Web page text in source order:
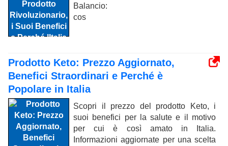
Balancio:
cos
Prodotto Keto: Prezzo Aggiornato,
Benefici Straordinari e Perché è
Popolare in Italia
Scopri il prezzo del prodotto Keto, i
suoi benefici per la salute e il motivo
per cui è così amato in Italia.
Informazioni aggiornate per una scelta